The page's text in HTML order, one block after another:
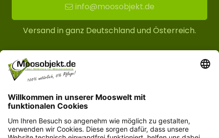
info@moosobjekt.de
Versand in ganz Deutschland und Österreich.
Kundenservice
Informationen